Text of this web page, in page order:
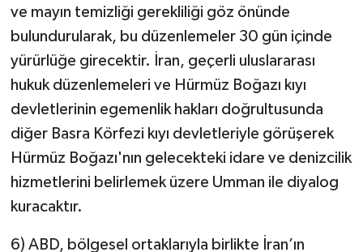
ve mayın temizliği gerekliliği göz önünde
bulundurularak, bu düzenlemeler 30 gün içinde
yürürlüğe girecektir. İran, geçerli uluslararası
hukuk düzenlemeleri ve Hürmüz Boğazı kıyı
devletlerinin egemenlik hakları doğrultusunda
diğer Basra Körfezi kıyı devletleriyle görüşerek
Hürmüz Boğazı'nın gelecekteki idare ve denizcilik
hizmetlerini belirlemek üzere Umman ile diyalog
kuracaktır.
6) ABD, bölgesel ortaklarıyla birlikte İran’ın